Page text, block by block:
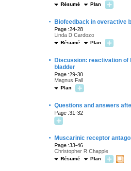
Résumé Plan
· Biofeedback in overactive
Page :24-28
Linda D Cardozo
Résumé Plan
·
Discussion: reactivation
bladder
Page :29-30
Magnus Fall
Plan
· Questions and answers
Page :31-32
· Muscarinic receptor
Page :33-46
Christopher R Chapple
Résumé Plan